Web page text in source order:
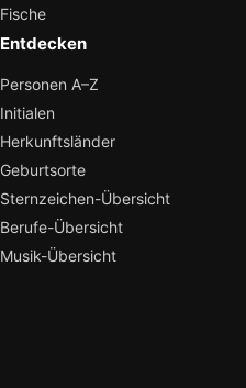
Fische
Entdecken
Personen A–Z
Initialen
Herkunftsländer
Geburtsorte
Sternzeichen-Übersicht
Berufe-Übersicht
Musik-Übersicht